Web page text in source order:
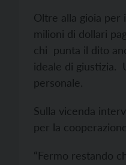
Oltre alla gioia per
milioni di dollari
chi punta il dito
ideale di giustizia.
personale.
Sulla vicenda
per la
“Fermo restando